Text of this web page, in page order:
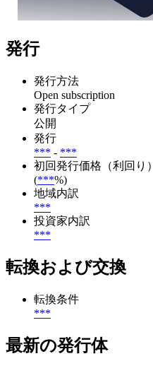
発行
発行方法
Open subscription
発行タイプ
公開
発行
*** - ***
初回発行価格（利回り）
(***%)
地域内訳
***
投資家内訳
***
転換および交換
転換条件
***
最新の発行体